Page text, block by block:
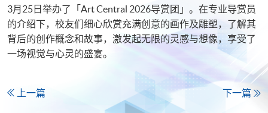
3月25日举办了「Art Central 2026导赏团」。​​在专业导赏员
的介绍下，​​校友们细心欣赏充满创意的画作及雕塑，了解其
背后的创作概念和故事，激发起无限的灵感与想像，享受了
一场视觉与心灵的盛宴。​
上一篇 下一篇